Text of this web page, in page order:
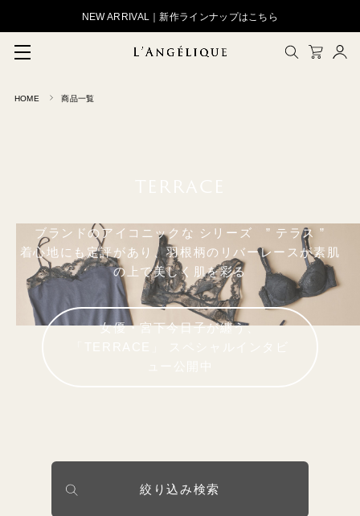
NEW ARRIVAL｜新作ラインナップはこちら
HOME 商品一覧
ブランドのアイコニックな シリーズ ” テラス ”
着心地にも定評があり、羽根柄のリバーレースが素肌
の上で美しく肌を彩る
女優・宮下今日子が纏う、
絞り込み検索